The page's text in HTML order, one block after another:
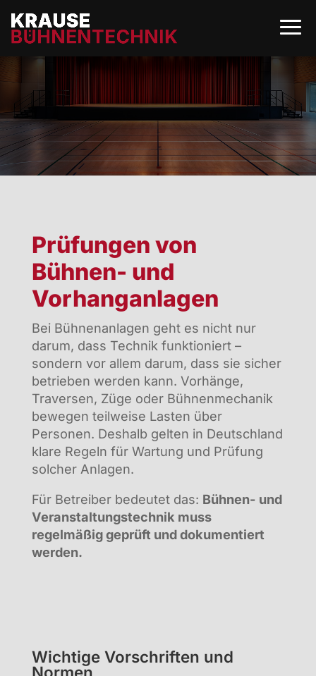
Prüfungen von
Bühnen- und
Vorhanganlagen
Bei Bühnenanlagen geht es nicht nur
darum, dass Technik funktioniert –
sondern vor allem darum, dass sie sicher
betrieben werden kann. Vorhänge,
Traversen, Züge oder Bühnenmechanik
bewegen teilweise Lasten über
Personen. Deshalb gelten in Deutschland
klare Regeln für Wartung und Prüfung
solcher Anlagen.
Für Betreiber bedeutet das: Bühnen- und
Veranstaltungstechnik muss
regelmäßig geprüft und dokumentiert
werden.
Wichtige Vorschriften und